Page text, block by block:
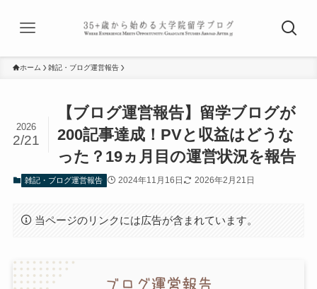
ホーム 雑記・ブログ運営報告
【ブログ運営報告】留学ブログが
200記事達成！PVと収益はどうな
った？19ヵ月目の運営状況を報告
2026
2/21
雑記・ブログ運営報告 2024年11月16日 2026年2月21日
当ページのリンクには広告が含まれています。